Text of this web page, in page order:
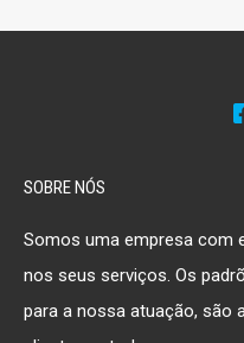
SOBRE NÓS
Somos uma empresa com
nos seus serviços. Os
para a nossa atuação,